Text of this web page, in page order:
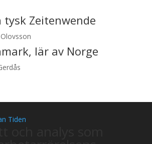
tysk Zeitenwende
lär av Norge